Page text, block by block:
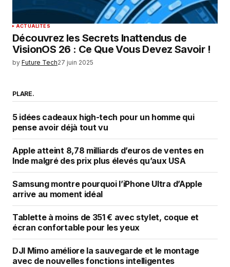
ACTUALITÉS
Découvrez les Secrets Inattendus de
VisionOS 26 : Ce Que Vous Devez Savoir !
by Future Tech27 juin 2025
PLARE.
5 idées cadeaux high-tech pour un homme qui
pense avoir déjà tout vu
Apple atteint 8,78 milliards d’euros de ventes en
Inde malgré des prix plus élevés qu’aux USA
Samsung montre pourquoi l’iPhone Ultra d’Apple
arrive au moment idéal
Tablette à moins de 351 € avec stylet, coque et
écran confortable pour les yeux
DJI Mimo améliore la sauvegarde et le montage
avec de nouvelles fonctions intelligentes